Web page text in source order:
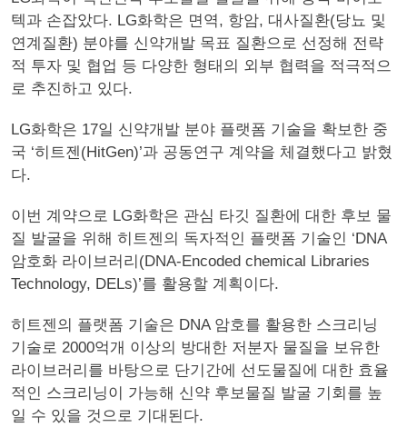
텍과 손잡았다. LG화학은 면역, 항암, 대사질환(당뇨 및
연계질환) 분야를 신약개발 목표 질환으로 선정해 전략
적 투자 및 협업 등 다양한 형태의 외부 협력을 적극적으
로 추진하고 있다.
LG화학은 17일 신약개발 분야 플랫폼 기술을 확보한 중
국 ‘히트젠(HitGen)’과 공동연구 계약을 체결했다고 밝혔
다.
이번 계약으로 LG화학은 관심 타깃 질환에 대한 후보 물
질 발굴을 위해 히트젠의 독자적인 플랫폼 기술인 ‘DNA
암호화 라이브러리(DNA-Encoded chemical Libraries
Technology, DELs)’를 활용할 계획이다.
히트젠의 플랫폼 기술은 DNA 암호를 활용한 스크리닝
기술로 2000억개 이상의 방대한 저분자 물질을 보유한
라이브러리를 바탕으로 단기간에 선도물질에 대한 효율
적인 스크리닝이 가능해 신약 후보물질 발굴 기회를 높
일 수 있을 것으로 기대된다.